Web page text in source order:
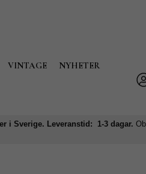
VINTAGE NYHETER
i Sverige. Leveranstid: 1-3 dagar.